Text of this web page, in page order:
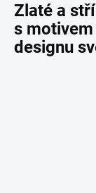
Zlaté a
s motivem
designu